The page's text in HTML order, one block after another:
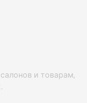
и товарам,